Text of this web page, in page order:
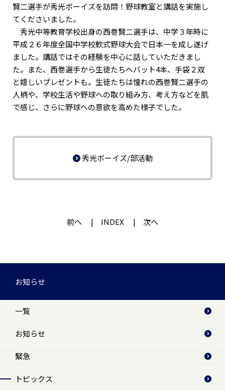
賢二選手が秀光ボーイズを訪問！野球教室と講話を実施し
てくださいました。
秀光中等教育学校出身の西巻賢二選手は、中学３年時に
平成２６年度全国中学校軟式野球大会で日本一を成し遂げ
ました。講話ではその経験を中心に話していただきまし
た。また、西巻選手から生徒たちへバット4本、手袋２双
と嬉しいプレゼントも。生徒たちは憧れの西巻賢二選手の
人柄や、学校生活や野球への取り組み方、考え方などを肌
で感じ、さらに野球への意欲を高めた様子でした。
秀光ボーイズ/部活動
前へ INDEX 次へ
お知らせ
一覧
お知らせ
緊急
トピックス